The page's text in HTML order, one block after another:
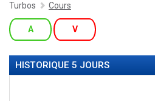
Turbos Cours
A V
HISTORIQUE 5 JOURS